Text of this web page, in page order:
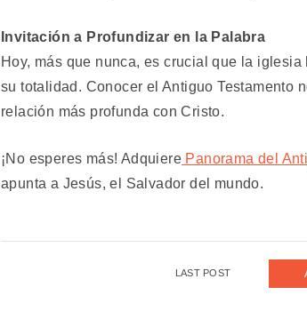
Invitación a Profundizar en la Palabra
Hoy, más que nunca, es crucial que la
su totalidad. Conocer el Antiguo Testamento
relación más profunda con Cristo.
¡No esperes más! Adquiere Panorama del
apunta a Jesús, el Salvador del mundo.
LAST POST